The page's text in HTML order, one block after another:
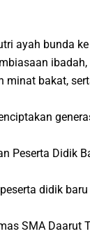
ayah bunda
minat bakat,
Peserta Didik
didik
SMA Daarut